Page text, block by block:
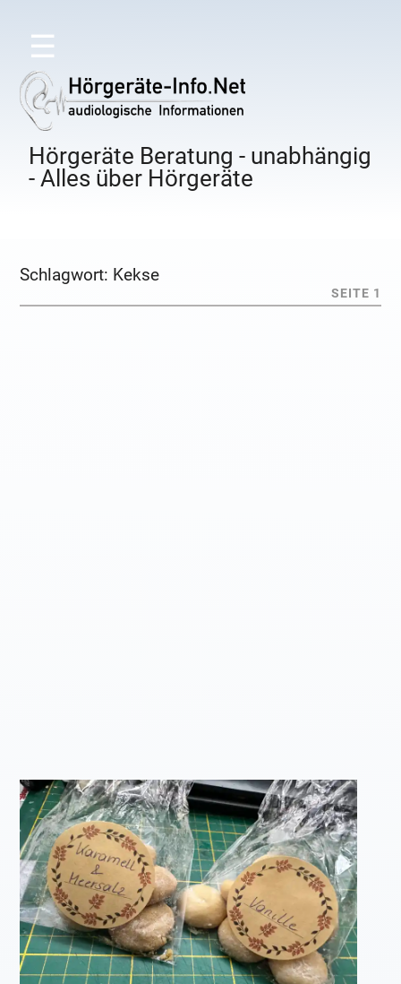
☰
Hörgeräte Beratung - unabhängig
- Alles über Hörgeräte
Schlagwort: Kekse
SEITE 1